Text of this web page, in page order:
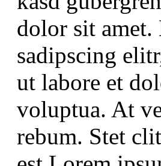
dolor sit amet.
sadipscing
ut labore et
voluptua. At
rebum. Stet